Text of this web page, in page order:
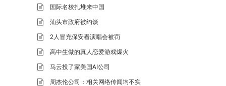
国际名校扎堆来中国
汕头市政府被约谈
2人冒充保安看演唱会被罚
高中生做的真人恋爱游戏爆火
马云投了家美国AI公司
周杰伦公司：相关网络传闻均不实